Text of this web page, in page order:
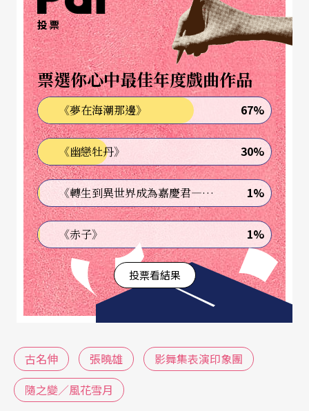
時準備著補位！」陳瑤從數千首音樂中擇取六百首
加以分類，在風、花、雪、月之不同段落中分別放
入多首音樂，或古典或爵士，或安靜或調皮，形成
一個可隨時抽取變化的資料庫，現場大展音樂加人
聲的DJ功力。影像和燈光亦同，豐富的資料庫及程
式控制軟硬體，構成光影變幻的多媒體舞蹈劇場。
焦點移到舞者。兩人這次的合作戲稱為「百年製
作」，編、舞資歷無庸置疑的古名伸、張曉雄，從
過去到現在的經驗，就是即興舞蹈的背後資料庫。
排練時，他們在動作上毫不設限，只是去瞭解彼此
的身體使用特性、速度感、行動的可能性、及情緒
和力量的對應。不同身體風格的舞者，即興挑戰與
回應對方，思考判斷與肢體同步進行。兩人都是編
舞者，因此對整體結構、空間對應、編舞美學皆高
度敏感，例如要給觀眾什麼訊息？起伏變化？堆砌
醞釀？推進想像？還是就此轉換？瞬間完成，起手
投票
票選你心中最佳年度戲曲作品
《夢在海潮那邊》 67%
《幽戀牡丹》 30%
《轉生到異世界成為嘉慶君—發現我的祖先是詐騙集團!?》 1%
《赤子》 1%
投票看結果
古名伸 張曉雄
影舞集表演印象團
隨之變／風花雪月